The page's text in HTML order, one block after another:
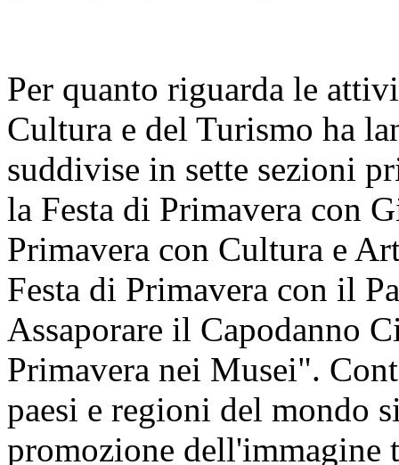
Per quanto riguarda le
Cultura e del Turismo ha
suddivise in sette sezioni
la Festa di Primavera con
Primavera con Cultura e
Festa di Primavera con il
Assaporare il Capodanno
Primavera nei Musei".
paesi e regioni del mondo
promozione dell'immagine